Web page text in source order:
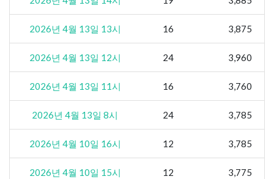
2026년 4월 13일 13시 16 3,875
2026년 4월 13일 12시 24 3,960
2026년 4월 13일 11시 16 3,760
2026년 4월 13일 8시 24 3,785
2026년 4월 10일 16시 12 3,785
2026년 4월 10일 15시 12 3,775